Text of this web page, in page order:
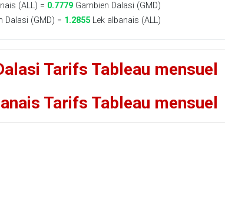
(ALL) = 0.7779Gambien Dalasi (GMD)
Dalasi (GMD) = 1.2855Lek albanais (ALL)
Tarifs Tableau mensuel
Tarifs Tableau mensuel